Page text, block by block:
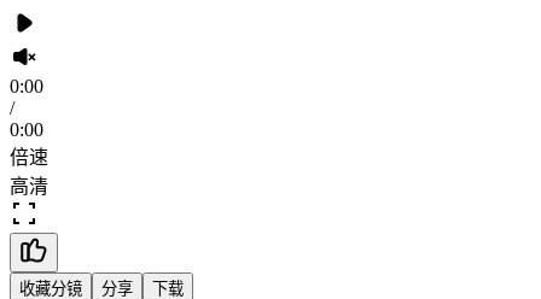
0:00
/
0:00
倍速
高清
收藏分镜 分享 下载